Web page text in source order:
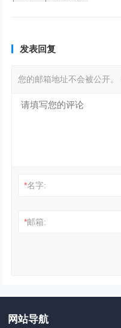
发表回复
您的邮箱地址不会被公开。
*名字:
*邮箱:
网站导航